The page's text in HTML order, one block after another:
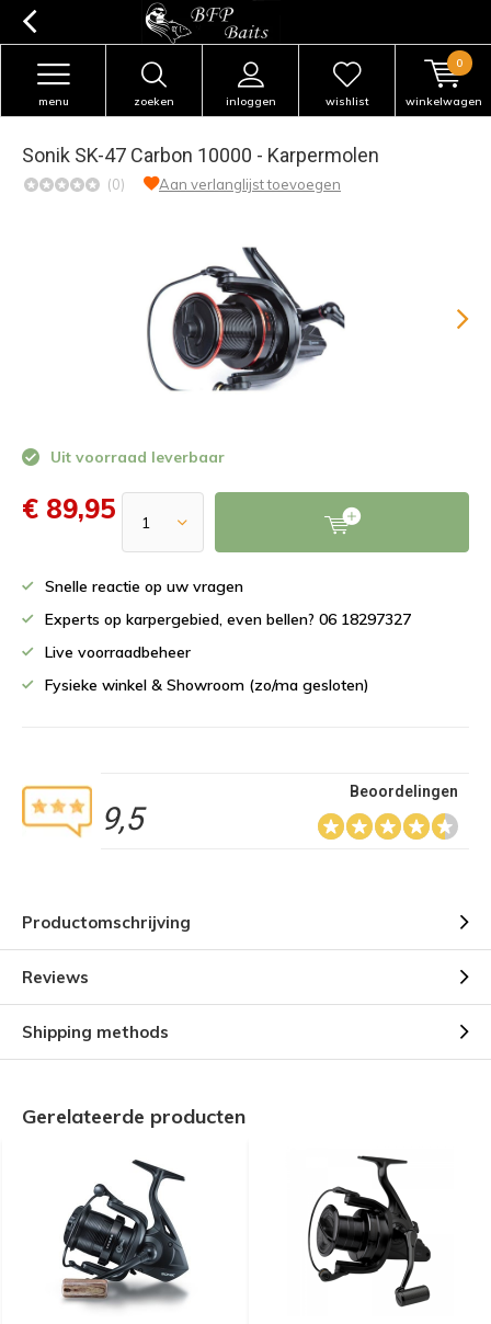
zoeken inloggen
menu wishlist winkelwagen
0
Sonik SK-47 Carbon 10000 - Karpermolen
(0) Aan verlanglijst toevoegen
Uit voorraad leverbaar
€ 89,95
Snelle reactie op uw vragen
Experts op karpergebied, even bellen? 06 18297327
Live voorraadbeheer
Fysieke winkel & Showroom (zo/ma gesloten)
9,5
Beoordelingen
Productomschrijving
Reviews
Shipping methods
Gerelateerde producten